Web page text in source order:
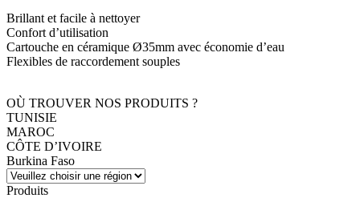
Brillant et facile à nettoyer
Confort d’utilisation
Cartouche en céramique Ø35mm avec économie d’eau
Flexibles de raccordement souples
OÙ TROUVER NOS PRODUITS ?
TUNISIE
MAROC
CÔTE D’IVOIRE
Burkina Faso
Produits